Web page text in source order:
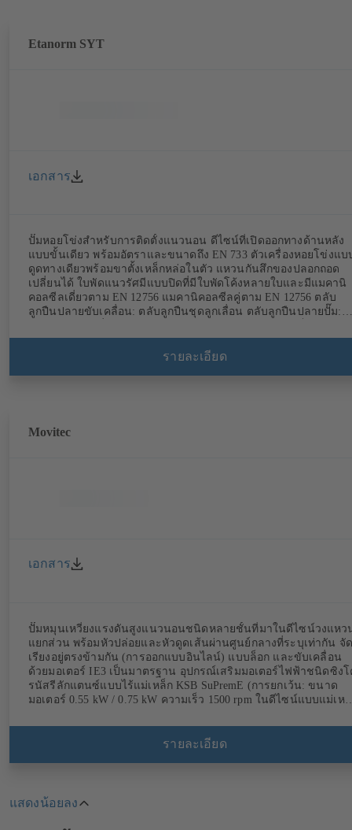
Etanorm SYT
เอกสาร
ปั๊มหอยโข่งสำหรับการติดตั้งแนวนอน ดีไซน์ที่เปิดออกทางด้านหลัง
แบบขั้นเดียว พร้อมอัตราและขนาดถึง EN 733 ตัวเครื่องหอยโข่งแบ
ดูดทางเดียวพร้อมขาตั้งเหล็กหล่อในตัว แหวนกันสึกของปลอกถอด
เปลี่ยนได้ ใบพัดแนวรัศมีแบบปิดที่มีใบพัดโค้งหลายใบและมีแมคานิ
คอลซีลเดี่ยวตาม EN 12756 แมคานิคอลซีลคู่ตาม EN 12756 ตลับ
ลูกปืนปลายขับเคลื่อน: ตลับลูกปืนชุดลูกเลื่อน ตลับลูกปืนปลายปั๊ม:
ประสิทธิภาพ IE4/IE5 (ยกเว้น: ขนาดมอเตอร์ 0.55 kW / 0.75 kW ที่มี
1500 rpm ได้รับการออกแบบให้มีแม่เหล็กถาวร) และระบบควบคุม
รายละเอียด
Movitec
เอกสาร
ปั๊มหมุนเหวี่ยงแรงดันสูงแนวนอนชนิดหลายชั้นที่มาในดีไซน์วงแหว
แยกส่วน พร้อมหัวปล่อยและหัวดูดเส้นผ่านศูนย์กลางที่ระบุเท่ากัน จัด
เรียงอยู่ตรงข้ามกัน (การออกแบบอินไลน์) แบบล็อก และขับเคลื่อน
ด้วยมอเตอร์ IE3 เป็นมาตรฐาน อุปกรณ์เสริมมอเตอร์ไฟฟ้าชนิดซิงโ
รนัสรีลักแตนซ์แบบไร้แม่เหล็ก KSB SuPremE (การยกเว้น: ขนาด
มอเตอร์ 0.55 kW / 0.75 kW ความเร็ว 1500 rpm ในดีไซน์แบบแม่เห
2:2016 สำหรับใช้งานกับ KSB PumpDrive 2 หรือ KSB
PumpDrive 2 Eco ควบคุมความเร็วแปรผันโดยไม่มีเซ็นเซอร์ตำแหน่
รายละเอียด
แสดงน้อยลงHighlights